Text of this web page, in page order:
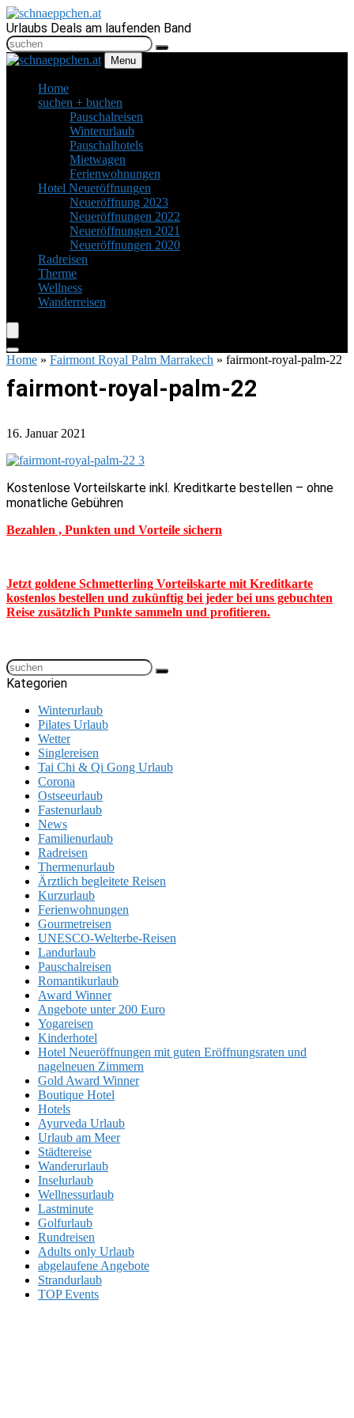
Urlaubs Deals am laufenden Band
Menu
Home
suchen + buchen
Pauschalreisen
Winterurlaub
Pauschalhotels
Mietwagen
Ferienwohnungen
Hotel Neueröffnungen
Neueröffnung 2023
Neueröffnungen 2022
Neueröffnungen 2021
Neueröffnungen 2020
Radreisen
Therme
Wellness
Wanderreisen
Home » Fairmont Royal Palm Marrakech » fairmont-royal-palm-22
fairmont-royal-palm-22
16. Januar 2021
Kostenlose Vorteilskarte inkl. Kreditkarte bestellen – ohne
monatliche Gebühren
Bezahlen , Punkten und Vorteile sichern
Jetzt goldene Schmetterling Vorteilskarte mit Kreditkarte
kostenlos bestellen und zukünftig bei jeder bei uns gebuchten
Reise zusätzlich Punkte sammeln und profitieren.
Kategorien
Winterurlaub
Pilates Urlaub
Wetter
Singlereisen
Tai Chi & Qi Gong Urlaub
Corona
Ostseeurlaub
Fastenurlaub
News
Familienurlaub
Radreisen
Thermenurlaub
Ärztlich begleitete Reisen
Kurzurlaub
Ferienwohnungen
Gourmetreisen
UNESCO-Welterbe-Reisen
Landurlaub
Pauschalreisen
Romantikurlaub
Award Winner
Angebote unter 200 Euro
Yogareisen
Kinderhotel
Hotel Neueröffnungen mit guten Eröffnungsraten und
nagelneuen Zimmern
Gold Award Winner
Boutique Hotel
Hotels
Ayurveda Urlaub
Urlaub am Meer
Städtereise
Wanderurlaub
Inselurlaub
Wellnessurlaub
Lastminute
Golfurlaub
Rundreisen
Adults only Urlaub
abgelaufene Angebote
Strandurlaub
TOP Events